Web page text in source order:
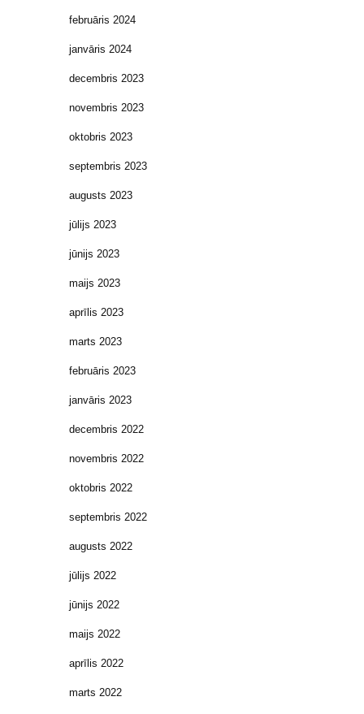
februāris 2024
janvāris 2024
decembris 2023
novembris 2023
oktobris 2023
septembris 2023
augusts 2023
jūlijs 2023
jūnijs 2023
maijs 2023
aprīlis 2023
marts 2023
februāris 2023
janvāris 2023
decembris 2022
novembris 2022
oktobris 2022
septembris 2022
augusts 2022
jūlijs 2022
jūnijs 2022
maijs 2022
aprīlis 2022
marts 2022